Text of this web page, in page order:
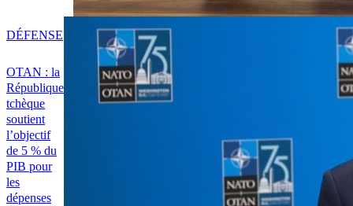
OTAN : la
République
tchèque
soutient
l’objectif
de 5 % du
PIB pour
les
dépenses
DÉFENSE